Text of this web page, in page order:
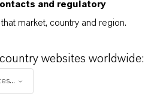
http://fotos.lanxess.de.
de-DE/Presse/Storys.
and regulatory
market, country and region.
websites worldwide: